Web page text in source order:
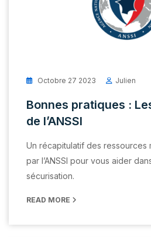
Octobre 27 2023 Julien
Bonnes pratiques :
de l’ANSSI
Un récapitulatif des ressources
par l’ANSSI pour vous aider
sécurisation.
READ MORE